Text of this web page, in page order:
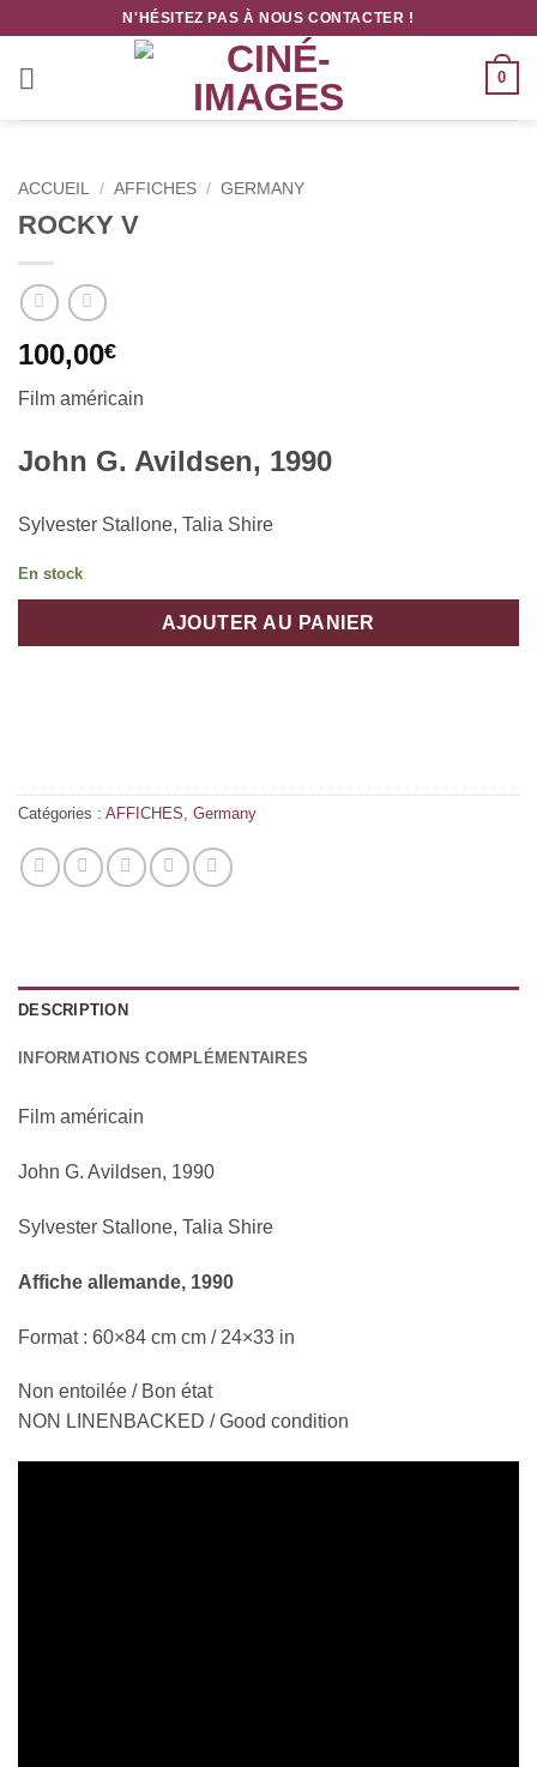
contenu
N'HÉSITEZ PAS À NOUS CONTACTER !
0
ACCUEIL / AFFICHES / GERMANY
ROCKY V
100,00€
Film américain
John G. Avildsen, 1990
Sylvester Stallone, Talia Shire
En stock
AJOUTER AU PANIER
Catégories : AFFICHES, Germany
DESCRIPTION
INFORMATIONS COMPLÉMENTAIRES
Film américain
John G. Avildsen, 1990
Sylvester Stallone, Talia Shire
Affiche allemande, 1990
Format : 60×84 cm cm / 24×33 in
Non entoilée / Bon état
NON LINENBACKED / Good condition